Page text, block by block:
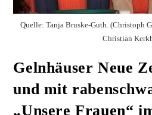
Quelle: Tanja Bruske-Guth. (Christoph
Christian
Gelnhäuser Neue
und mit
„Unsere Frauen“